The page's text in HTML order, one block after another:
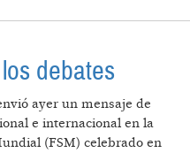
debates
ayer un mensaje de
e internacional en la
(FSM) celebrado en